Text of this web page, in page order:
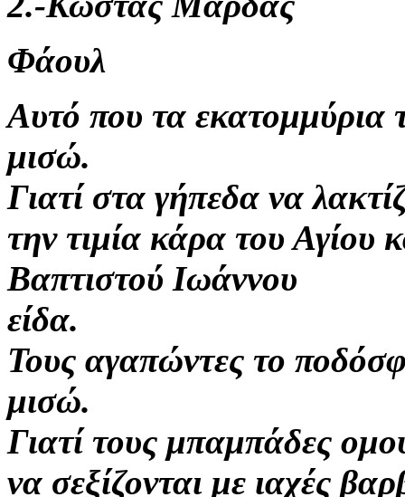
Φάουλ
Αυτό που τα εκατομμύρια
μισώ.
Γιατί στα γήπεδα να
την τιμία κάρα του
Βαπτιστού Ιωάννου
είδα.
Τους αγαπώντες το
μισώ.
Γιατί τους μπαμπάδες
να σεξίζονται με ιαχές